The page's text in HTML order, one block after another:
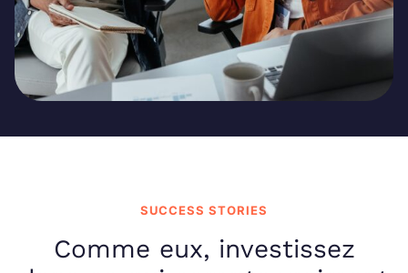
SUCCESS STORIES
Comme eux, investissez